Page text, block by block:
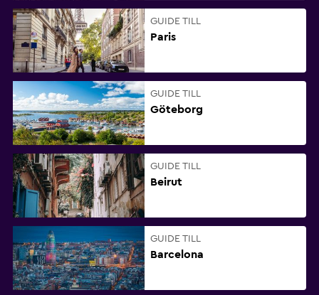
GUIDE TILL
Paris
GUIDE TILL
Göteborg
GUIDE TILL
Beirut
GUIDE TILL
Barcelona